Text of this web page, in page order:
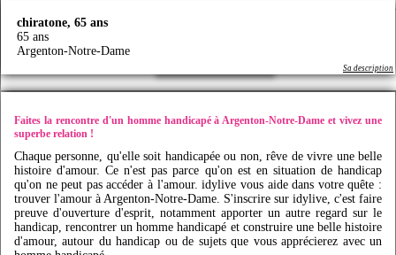
Je certifie être majeur(e) et avoir lu et accepté les
chiratone, 65 ans
65 ans
Argenton-Notre-Dame
Sa description
Faites la rencontre d'un homme handicapé à Argenton-Notre-Dame et vivez une
superbe relation !
Chaque personne, qu'elle soit handicapée ou non, rêve de vivre une belle
histoire d'amour. Ce n'est pas parce qu'on est en situation de handicap
qu'on ne peut pas accéder à l'amour.idylive vous aide dans votre quête :
trouver l'amour à Argenton-Notre-Dame. S'inscrire sur idylive, c'est faire
preuve d'ouverture d'esprit, notamment apporter un autre regard sur le
handicap, rencontrer un homme handicapé et construire une belle histoire
d'amour, autour du handicap ou de sujets que vous apprécierez avec un